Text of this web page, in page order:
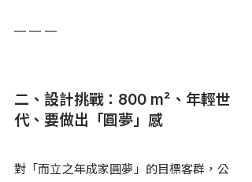
— — —
二、設計挑戰：800 m²、年輕世
代、要做出「圓夢」感
對「而立之年成家圓夢」的目標客群，公